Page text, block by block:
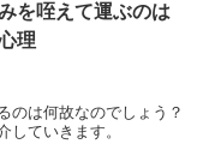
を咥えて運ぶのは
理
のは何故なのでしょう？
していきます。